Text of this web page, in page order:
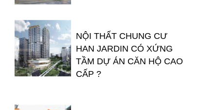
NỘI THẤT CHUNG CƯ
HAN JARDIN CÓ XỨNG
TẦM DỰ ÁN CĂN HỘ CAO
CẤP ?